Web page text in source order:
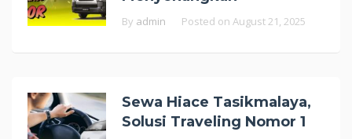
By admin Posted on August 21, 2025
Sewa Hiace Tasikmalaya,
Solusi Traveling Nomor 1